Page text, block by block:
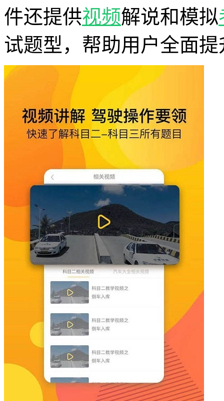
件还提供视频解说和模拟
试题型，帮助用户全面